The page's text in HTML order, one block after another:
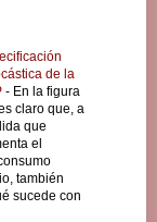
de la
- En la figura
claro que, a
que
el
también
sucede con